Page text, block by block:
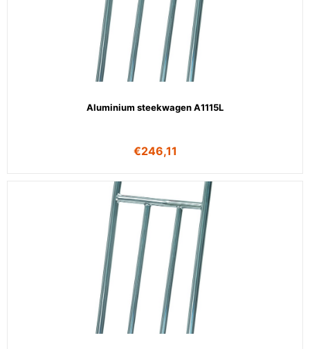
Aluminium steekwagen A1115L
€246,11